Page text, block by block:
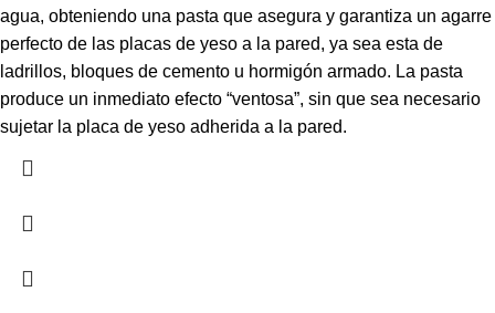
agua, obteniendo una pasta que asegura y garantiza un agarre
perfecto de las placas de yeso a la pared, ya sea esta de
ladrillos, bloques de cemento u hormigón armado. La pasta
produce un inmediato efecto “ventosa”, sin que sea necesario
sujetar la placa de yeso adherida a la pared.